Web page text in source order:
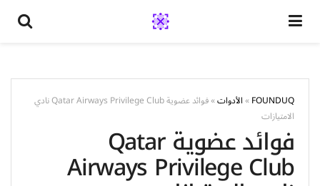
FOUNDUQ
»الأدوات»
فوائد عضوية Qatar Airways Privilege Club نادي
الامتيازات
فوائد عضوية Qatar
Airways Privilege Club